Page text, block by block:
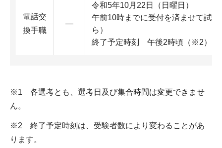
電話交
換手職
―
令和5年10月22日（日曜日）
午前10時までに受付を済ませて試
ら）
終了予定時刻 午後2時頃（※2）
※1 各選考とも、選考日及び集合時間は変更できませ
ん。
※2 終了予定時刻は、受験者数により変わることがあ
ります。